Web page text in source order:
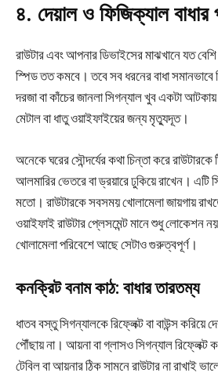
৪. দেয়াল ও ফিজিক্যাল বাধার
রাউটার এবং আপনার ডিভাইসের মাঝখানে যত
স্পিড তত কমবে। তবে সব ধরনের বাধা
দরজা বা কাঁচের জানলা সিগন্যাল খুব একটা
মেটাল বা ধাতু ওয়াইফাইয়ের জন্য মৃত্যুদূত।
অনেকে ঘরের সৌন্দর্যের কথা চিন্তা করে রাউটারকে
আলমারির ভেতরে বা ড্রয়ারে ঢুকিয়ে রাখেন। এটি
মতো। রাউটারকে সবসময় খোলামেলা জায়গায়
ওয়াইফাই রাউটার প্লেসমেন্ট মানে শুধু লোকেশন
খোলামেলা পরিবেশে আছে সেটাও গুরুত্বপূর্ণ।
কনক্রিট বনাম কাঠ: বাধার তারতম্য
ধাতব বস্তু সিগন্যালকে রিফ্লেক্ট বা বাউন্স করিয়ে
পৌঁছায় না। আয়না বা গ্লাসও সিগন্যাল রিফ্লেক্ট
টেবিল বা আয়নার ঠিক সামনে রাউটার না রাখাই